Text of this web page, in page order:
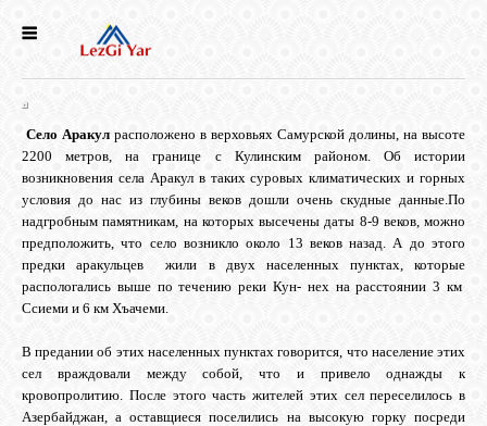
КУЛЬТУРА
ЛЕЗГИН
НАРОДЫ
Село Аракул расположено в верховьях Самурской долины, на высоте
2200 метров, на границе с Кулинским районом. Об истории
возникновения села Аракул в таких суровых климатических и горных
условия до нас из глубины веков дошли очень скудные данные.По
надгробным памятникам, на которых высечены даты 8-9 веков, можно
предположить, что село возникло около 13 веков назад. А до этого
предки аракульцев жили в двух населенных пунктах, которые
распологались выше по течению реки Кун- нех на расстоянии 3 км
Ссиеми и 6 км Хъачеми.
В предании об этих населенных пунктах говорится, что население этих
сел враждовали между собой, что и привело однажды к
кровопролитию. После этого часть жителей этих сел переселилось в
Азербайджан, а оставщиеся поселились на высокую горку посреди